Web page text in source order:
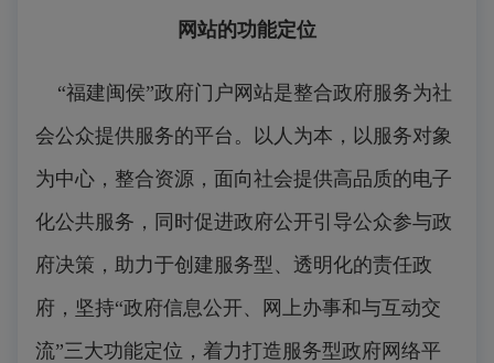
网站的功能定位
“福建闽侯”政府门户网站是整合政府服务为社
会公众提供服务的平台。以人为本，以服务对象
为中心，整合资源，面向社会提供高品质的电子
化公共服务，同时促进政府公开引导公众参与政
府决策，助力于创建服务型、透明化的责任政
府，坚持“政府信息公开、网上办事和与互动交
流”三大功能定位，着力打造服务型政府网络平